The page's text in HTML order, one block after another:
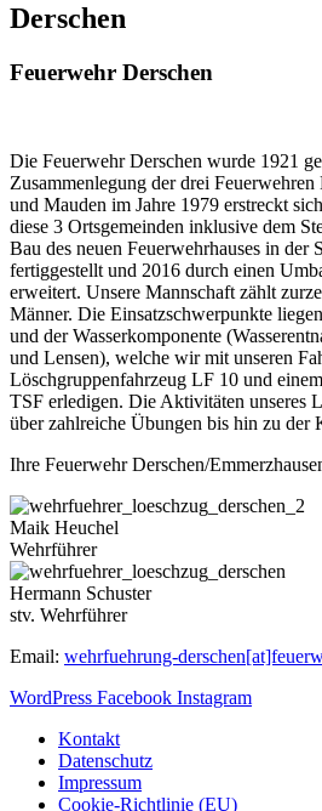
Derschen
Feuerwehr Derschen
Die Feuerwehr Derschen wurde 1921
Zusammenlegung der drei Feuerwehren
und Mauden im Jahre 1979 erstreckt
diese 3 Ortsgemeinden inklusive dem
Bau des neuen Feuerwehrhauses in der
fertiggestellt und 2016 durch einen
erweitert. Unsere Mannschaft zählt
Männer. Die Einsatzschwerpunkte
und der Wasserkomponente
und Lensen), welche wir mit unseren
Löschgruppenfahrzeug LF 10 und
TSF erledigen. Die Aktivitäten unseres
über zahlreiche Übungen bis hin zu der
Ihre Feuerwehr Derschen/
Maik Heuchel
Wehrführer
Hermann Schuster
stv. Wehrführer
Email: wehrfuehrung-
WordPress Facebook Instagram
Kontakt
Datenschutz
Impressum
Cookie-Richtlinie (EU)